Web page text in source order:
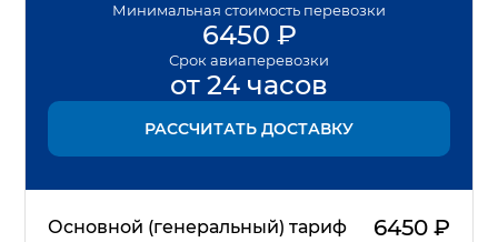
Минимальная стоимость перевозки
6450 ₽
Срок авиаперевозки
от 24 часов
РАССЧИТАТЬ ДОСТАВКУ
Основной (генеральный) тариф 6450₽